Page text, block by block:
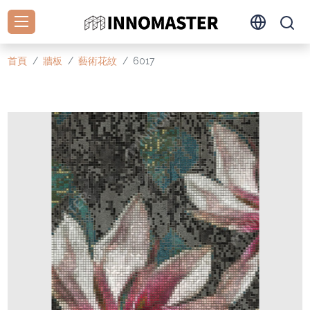
首頁 牆板 藝術花紋 6017